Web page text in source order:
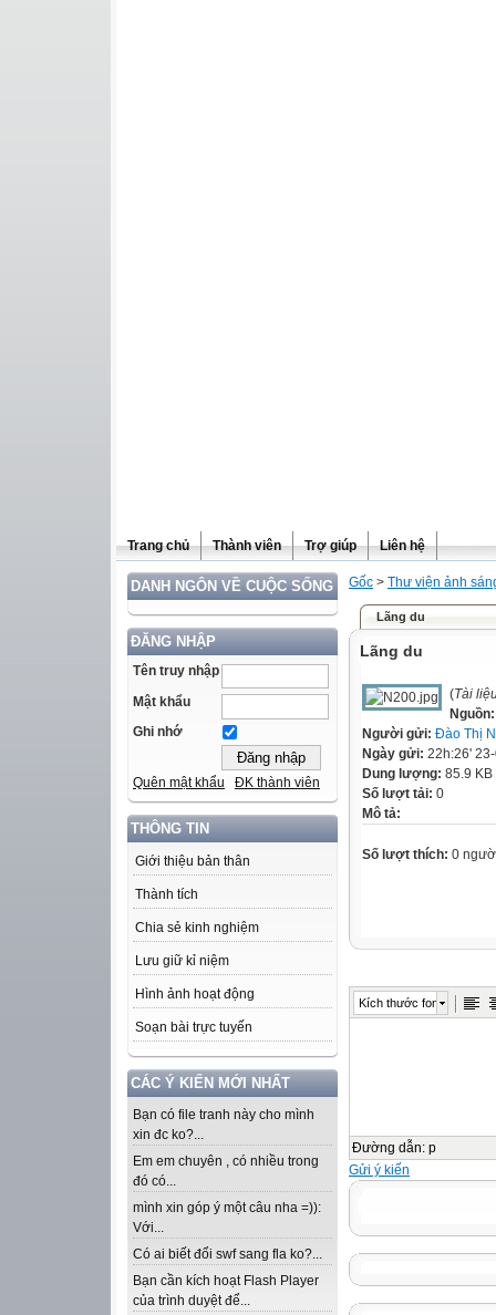
Trang chủ Thành viên Trợ giúp Liên hệ
DANH NGÔN VỀ CUỘC SỐNG
ĐĂNG NHẬP
Tên truy nhập
Mật khẩu
Ghi nhớ
Quên mật khẩu ĐK thành viên
THÔNG TIN
Giới thiệu bản thân
Thành tích
Chia sẻ kinh nghiệm
Lưu giữ kỉ niệm
Hình ảnh hoạt động
Soạn bài trực tuyến
CÁC Ý KIẾN MỚI NHẤT
Bạn có file tranh này cho mình
xin đc ko?...
Em em chuyên , có nhiều trong
đó có...
mình xin góp ý một câu nha =)):
Với...
Có ai biết đổi swf sang fla ko?...
Bạn cần kích hoạt Flash Player
của trình duyệt để...
Gốc > Thư viện ảnh
Lãng du
Lãng du
(Tài
Người gửi: Đào Thị
Ngày gửi: 22h:26'
Dung lượng: 85.9 KB
Số lượt tải: 0
Mô tả:
Số lượt thích: 0
Kích thước font
Đường dẫn: p
Gửi ý kiến